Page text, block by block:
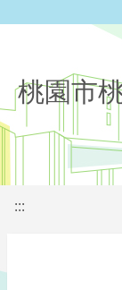
桃園市
:::